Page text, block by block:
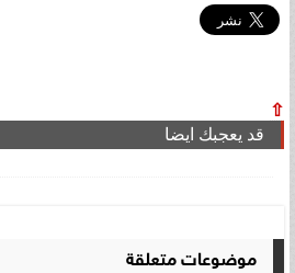
⇧
قد يعجبك ايضا
موضوعات متعلقة